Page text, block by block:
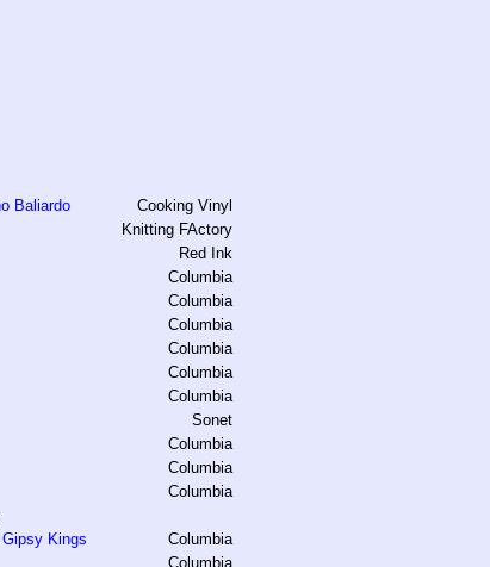
Baliardo
Cooking Vinyl
Knitting FActory
Red Ink
Columbia
Columbia
Columbia
Columbia
Columbia
Columbia
Sonet
Columbia
Columbia
Columbia
Kings
Columbia
Columbia